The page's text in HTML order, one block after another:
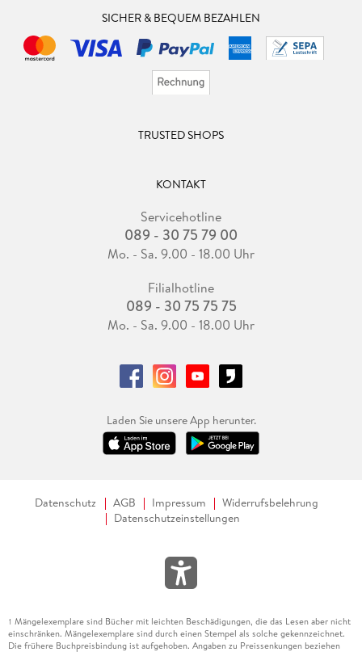
SICHER & BEQUEM BEZAHLEN
TRUSTED SHOPS
KONTAKT
Servicehotline
089 - 30 75 79 00
Mo. - Sa. 9.00 - 18.00 Uhr
Filialhotline
089 - 30 75 75 75
Mo. - Sa. 9.00 - 18.00 Uhr
Laden Sie unsere App herunter.
Datenschutz AGB Impressum
Widerrufsbelehrung
Datenschutzeinstellungen
1 Mängelexemplare sind Bücher mit leichten Beschädigungen, die das Lesen aber nicht
einschränken. Mängelexemplare sind durch einen Stempel als solche gekennzeichnet.
Die frühere Buchpreisbindung ist aufgehoben. Angaben zu Preissenkungen beziehen